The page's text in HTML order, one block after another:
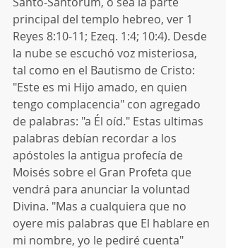
principal del templo hebreo, ver 1
Reyes 8:10-11; Ezeq. 1:4; 10:4). Desde
la nube se escuchó voz misteriosa,
tal como en el Bautismo de Cristo:
"Este es mi Hijo amado, en quien
tengo complacencia" con agregado
de palabras: "a Él oíd." Estas ultimas
palabras debían recordar a los
apóstoles la antigua profecía de
Moisés sobre el Gran Profeta que
vendrá para anunciar la voluntad
Divina. "Mas a cualquiera que no
oyere mis palabras que El hablare en
mi nombre, yo le pediré cuenta"